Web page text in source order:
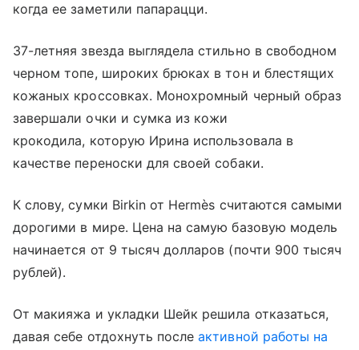
когда ее заметили папарацци.
37-летняя звезда выглядела стильно в свободном
черном топе, широких брюках в тон и блестящих
кожаных кроссовках. Монохромный черный образ
завершали очки и сумка из кожи
крокодила, которую Ирина использовала в
качестве переноски для своей собаки.
К слову, сумки Birkin от Hermès считаются самыми
дорогими в мире. Цена на самую базовую модель
начинается от 9 тысяч долларов (почти 900 тысяч
рублей).
От макияжа и укладки Шейк решила отказаться,
давая себе отдохнуть послеактивной работы на